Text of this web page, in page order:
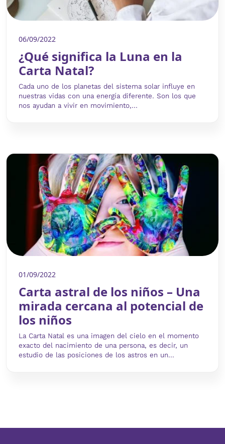
06/09/2022
¿Qué significa la Luna en la
Carta Natal?
Cada uno de los planetas del sistema solar influye en
nuestras vidas con una energía diferente. Son los que
nos ayudan a vivir en movimiento,...
01/09/2022
Carta astral de los niños – Una
mirada cercana al potencial de
los niños
La Carta Natal es una imagen del cielo en el momento
exacto del nacimiento de una persona, es decir, un
estudio de las posiciones de los astros en un...